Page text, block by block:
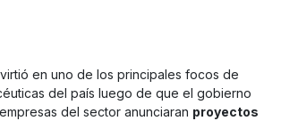
en uno de los principales focos de
del país luego de que el gobierno
del sector anunciaran proyectos